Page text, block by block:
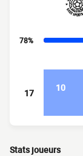
78%
17 10
Stats joueurs